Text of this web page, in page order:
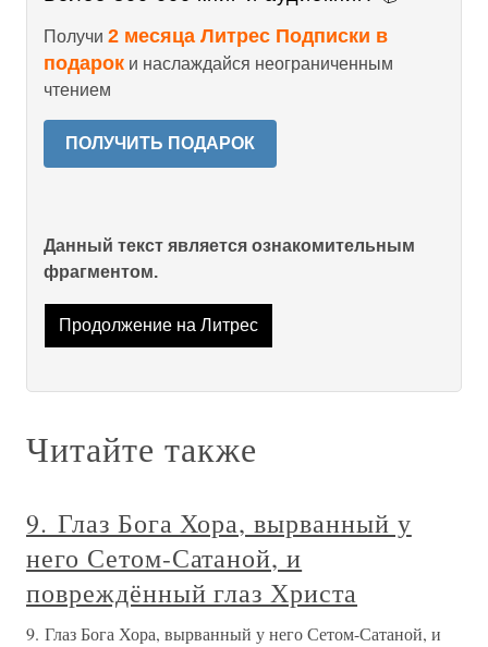
Получи 2 месяца Литрес Подписки в
подарок и наслаждайся неограниченным
чтением
ПОЛУЧИТЬ ПОДАРОК
Данный текст является ознакомительным
фрагментом.
Продолжение на Литрес
Читайте также
9. Глаз Бога Хора, вырванный у
него Сетом-Сатаной, и
повреждённый глаз Христа
9. Глаз Бога Хора, вырванный у него Сетом-Сатаной, и